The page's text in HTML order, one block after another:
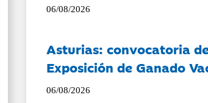
06/08/2026
Asturias: convocatoria
Exposición de Ganado
06/08/2026